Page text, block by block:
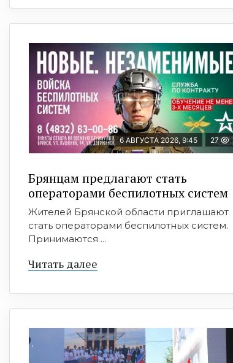
6 АВГУСТА 2026, 9:45 27
Брянцам предлагают cтать
оперaтoрами бeспилотных систeм
Жителей Брянской области приглашают
стать операторами беспилотных систем.
Принимаются ...
Читать далее